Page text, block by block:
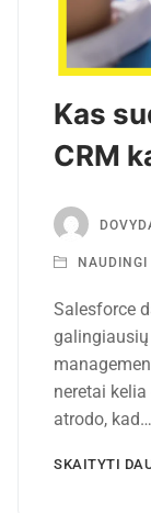
Kas
CRM
NAUDINGI
Salesforce
neretai
atrodo, kad…
SKAITYTI